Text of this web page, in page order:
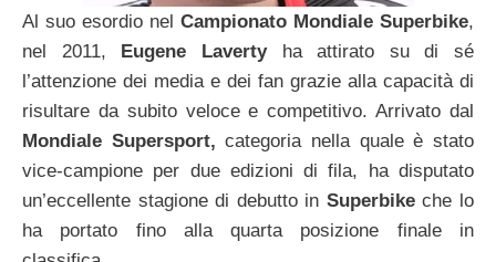
Al suo esordio nel Campionato Mondiale Superbike,
nel 2011, Eugene Lavertyha attirato su di sé
l’attenzione dei media e dei fan grazie alla capacità di
risultare da subito veloce e competitivo. Arrivato dal
Mondiale Supersport, categoria nella quale è stato
vice-campione per due edizioni di fila, ha disputato
un’eccellente stagione di debutto in Superbikeche lo
ha portato fino alla quarta posizione finale in